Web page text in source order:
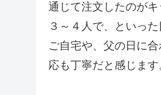
通じて注文したのが
３～４人で、といっ
ご自宅や、父の日に
応も丁寧だと感じます